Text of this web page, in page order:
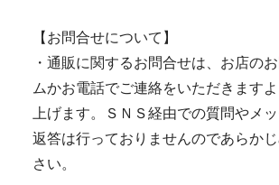
【お問合せについて】
・通販に関するお問合せは、お店の
ムかお電話でご連絡をいただきます
上げます。ＳＮＳ経由での質問やメ
返答は行っておりませんのであらか
さい。